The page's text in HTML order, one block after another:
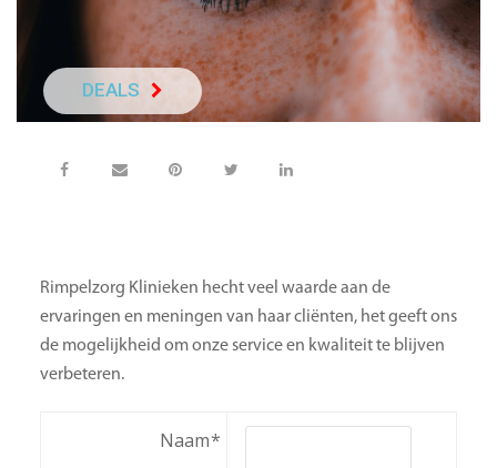
DEALS
Rimpelzorg Klinieken hecht veel waarde aan de
ervaringen en meningen van haar cliënten, het geeft ons
de mogelijkheid om onze service en kwaliteit te blijven
verbeteren.
Naam